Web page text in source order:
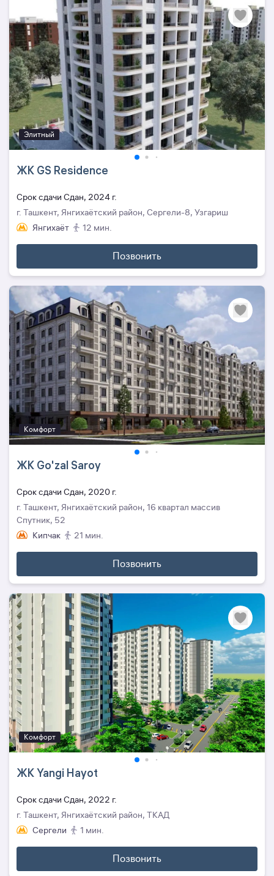
Элитный
ЖК GS Residence
Cрок сдачи Сдан, 2024 г.
г. Ташкент, Янгихаётский район, Сергели-8, Узгариш
Янгихаёт
12 мин.
Позвонить
Комфорт
ЖК Go'zal Saroy
Cрок сдачи Сдан, 2020 г.
г. Ташкент, Янгихаётский район, 16 квартал массив
Спутник, 52
Кипчак
21 мин.
Позвонить
Комфорт
ЖК Yangi Hayot
Cрок сдачи Сдан, 2022 г.
г. Ташкент, Янгихаётский район, ТКАД
Сергели
1 мин.
Позвонить